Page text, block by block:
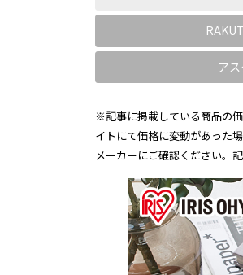
ア
※記事に掲載している商品の
イトにて価格に変動があった
メーカーにご確認ください。